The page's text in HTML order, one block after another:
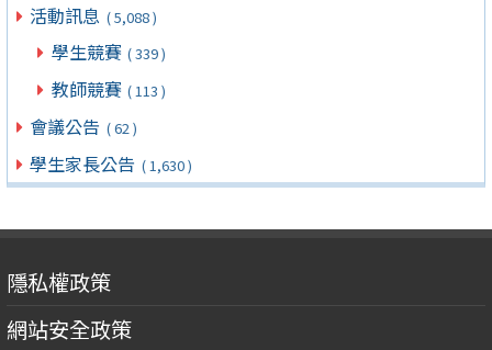
活動訊息 ( 5,088 )
學生競賽 ( 339 )
教師競賽 ( 113 )
會議公告 ( 62 )
學生家長公告 ( 1,630 )
隱私權政策
網站安全政策